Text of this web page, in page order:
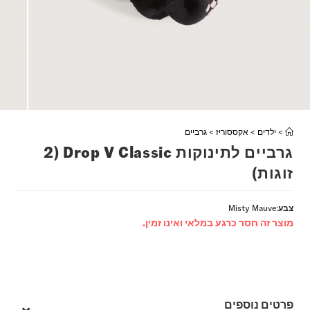
> ילדים > אקססוריז > גרביים
גרביים לתינוקות Drop V Classic (2
זוגות)
צבע:
Misty Mauve
מוצר זה חסר כרגע במלאי ואינו זמין.
פרטים נוספים